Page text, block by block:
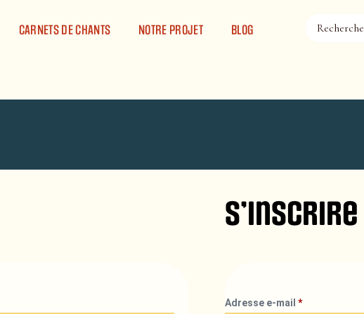
CARNETS DE CHANTS NOTRE PROJET BLOG
S’inscrire
Adresse e-mail*